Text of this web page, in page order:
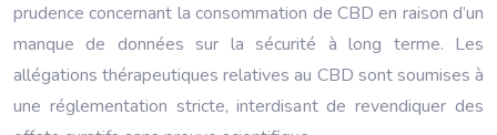
prudence concernant la consommation de CBD en raison d’un
manque de données sur la sécurité à long terme. Les
allégations thérapeutiques relatives au CBD sont soumises à
une réglementation stricte, interdisant de revendiquer des